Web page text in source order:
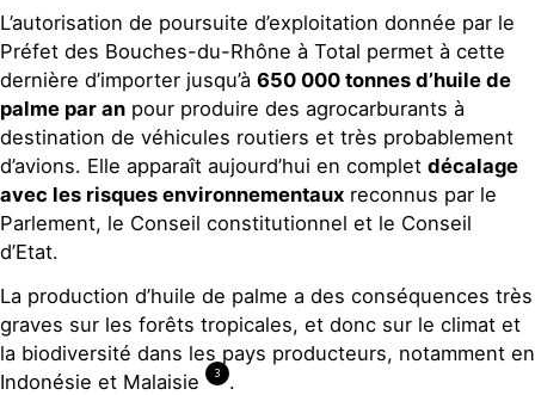
L’autorisation de poursuite d’exploitation donnée par le
Préfet des Bouches-du-Rhône à Total permet à cette
dernière d’importer jusqu’à 650 000 tonnes d’huile de
palme par an pour produire des agrocarburants à
destination de véhicules routiers et très probablement
d’avions. Elle apparaît aujourd’hui en complet décalage
avec les risques environnementaux reconnus par le
Parlement, le Conseil constitutionnel et le Conseil
d’Etat.
La production d’huile de palme a des conséquences très
graves sur les forêts tropicales, et donc sur le climat et
la biodiversité dans les pays producteurs, notamment en
Indonésie et Malaisie
3 .